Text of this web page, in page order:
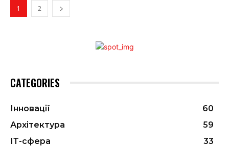
1 2
CATEGORIES
Інновації
60
Архітектура
59
ІТ-сфера
33